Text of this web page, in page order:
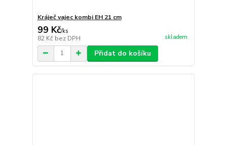
Kráječ vajec kombi EH 21 cm
99 Kč/ks
82 Kč bez DPH skladem
Přidat do košíku